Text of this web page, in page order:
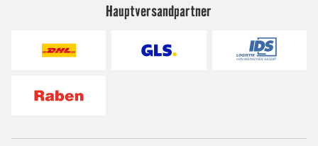
Hauptversandpartner